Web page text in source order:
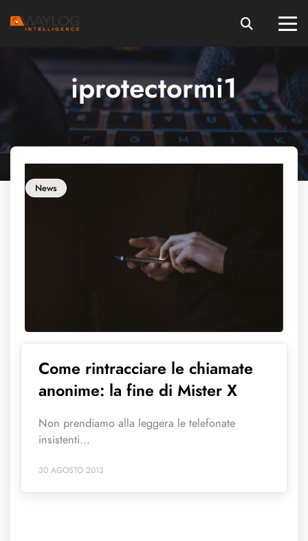
iprotectormi1
News
Come rintracciare le chiamate
anonime: la fine di Mister X
Non prendiamo alla leggera le telefonate
insistenti...
30 AGOSTO 2013